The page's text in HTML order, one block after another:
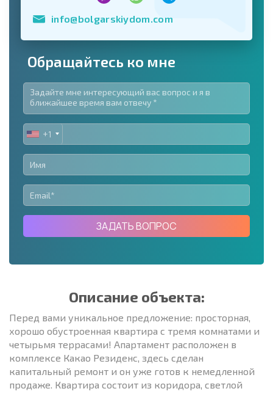
info@bolgarskiydom.com
Обращайтесь ко мне
UNITED
STATES
+1
+1
ЗАДАТЬ ВОПРОС
Описание объекта:
Перед вами уникальное предложение: просторная,
хорошо обустроенная квартира с тремя комнатами и
четырьмя террасами! Апартамент расположен в
комплексе Какао Резиденс, здесь сделан
капитальный ремонт и он уже готов к немедленной
продаже. Квартира состоит из коридора, светлой